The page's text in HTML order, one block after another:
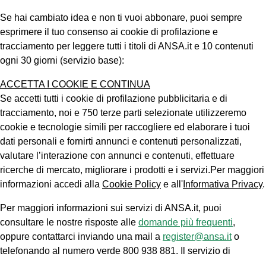
Se hai cambiato idea e non ti vuoi abbonare, puoi sempre
esprimere il tuo consenso ai cookie di profilazione e
tracciamento per leggere tutti i titoli di ANSA.it e 10 contenuti
ogni 30 giorni (servizio base):
ACCETTA I COOKIE E CONTINUA
Se accetti tutti i cookie di profilazione pubblicitaria e di
tracciamento, noi e 750 terze parti selezionate utilizzeremo
cookie e tecnologie simili per raccogliere ed elaborare i tuoi
dati personali e fornirti annunci e contenuti personalizzati,
valutare l’interazione con annunci e contenuti, effettuare
ricerche di mercato, migliorare i prodotti e i servizi.Per maggiori
informazioni accedi alla Cookie Policy e all' Informativa Privacy.
Per maggiori informazioni sui servizi di ANSA.it, puoi
consultare le nostre risposte alle domande più frequenti,
oppure contattarci inviando una mail a register@ansa.ito
telefonando al numero verde 800 938 881. Il servizio di